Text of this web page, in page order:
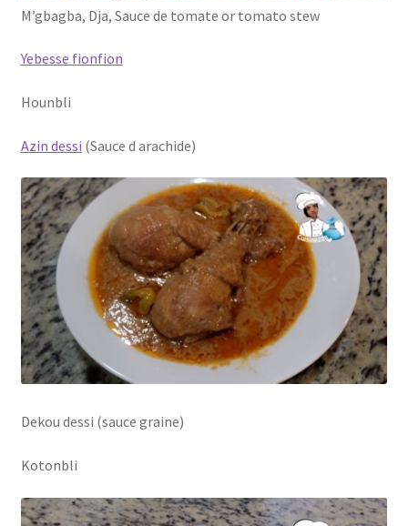
M’gbagba, Dja, Sauce de tomate or tomato stew
Yebesse fionfion
Hounbli
Azin dessi (Sauce d arachide)
Dekou dessi (sauce graine)
Kotonbli